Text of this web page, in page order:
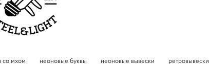
со мхом неоновые буквы неоновые вывески ретровывески